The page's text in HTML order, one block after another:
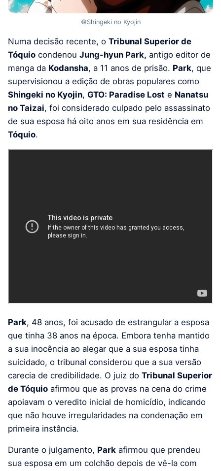
©Shingeki no Kyojin
Numa decisão recente, o Tribunal Superior de
Tóquio condenou Jung-hyun Park, antigo editor de
manga da Kodansha, a 11 anos de prisão. Park, que
supervisionou a edição de obras populares como
Shingeki no Kyojin, GTO: Paradise Lost e Nanatsu
no Taizai, foi considerado culpado pelo assassinato
de sua esposa há oito anos em sua residência em
Tóquio.
Park, 48 anos, foi acusado de estrangular a esposa
que tinha 38 anos na época. Embora tenha mantido
a sua inocência ao alegar que a sua esposa tinha
suicidado, o tribunal considerou que a sua versão
carecia de credibilidade. O juiz do Tribunal Superior
de Tóquio afirmou que as provas na cena do crime
apoiavam o veredito inicial de homicídio, indicando
que não houve irregularidades na condenação em
primeira instância.
Durante o julgamento, Park afirmou que prendeu
sua esposa em um colchão depois de vê-la com